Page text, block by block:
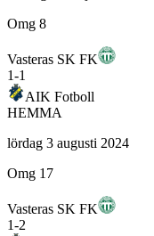
Omg 8
Vasteras SK FK
1-1
AIK Fotboll
HEMMA
lördag 3 augusti 2024
Omg 17
Vasteras SK FK
1-2